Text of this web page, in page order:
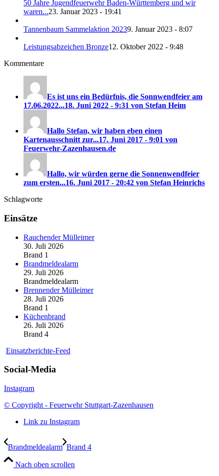
50 Jahre Jugendfeuerwehr Baden-Württemberg und wir
waren...23. Januar 2023 - 19:41
Tannenbaum Sammelaktion 20239. Januar 2023 - 8:07
Leistungsabzeichen Bronze12. Oktober 2022 - 9:48
Kommentare
Es ist uns ein Bedürfnis, die Sonnwendfeier am
17.06.2022...18. Juni 2022 - 9:31 von Stefan Heim
Hallo Stefan, wir haben eben einen
Kartenausschnitt zur...17. Juni 2017 - 9:01 von
Feuerwehr-Zazenhausen.de
Hallo, wir würden gerne die Sonnenwendfeier
zum ersten...16. Juni 2017 - 20:42 von Stefan Heinrichs
Schlagworte
Einsätze
Rauchender Mülleimer
30. Juli 2026
Brand 1
Brandmeldealarm
29. Juli 2026
Brandmeldealarm
Brennender Mülleimer
28. Juli 2026
Brand 1
Küchenbrand
26. Juli 2026
Brand 4
Einsatzberichte-Feed
Social-Media
Instagram
© Copyright - Feuerwehr Stuttgart-Zazenhausen
Link zu Instagram
Brandmeldealarm Brand 4
Nach oben scrollen